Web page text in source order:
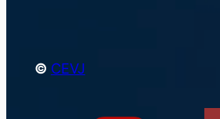
© CEVJ